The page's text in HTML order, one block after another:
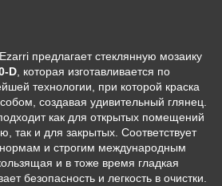
предлагает стеклянную мозаику
D, которая изготавливается по
технологии, при которой краска
создавая удивительный глянец.
как для открытых помещений
так и для закрытых. Соответствует
и строгим международным
и в тоже время гладкая
безопасность и легкость в очистки.